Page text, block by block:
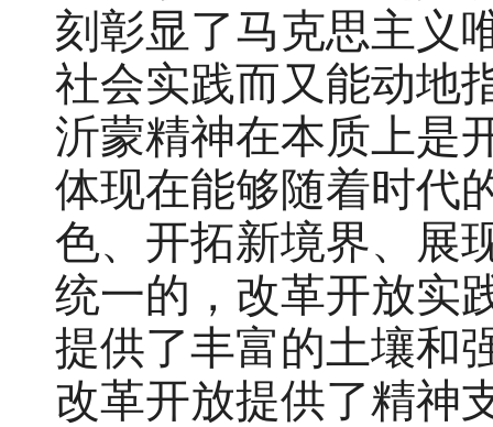
刻彰显了马克思主义
社会实践而又能动地
沂蒙精神在本质上是
体现在能够随着时代
色、开拓新境界、展
统一的，改革开放实
提供了丰富的土壤和
改革开放提供了精神